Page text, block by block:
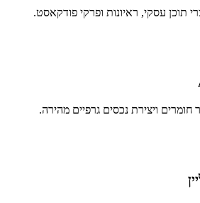
תוכן עסקי, ראיונות ופרקי פודקאסט.
חומרים ויצירת נכסים גרפיים מהירה.